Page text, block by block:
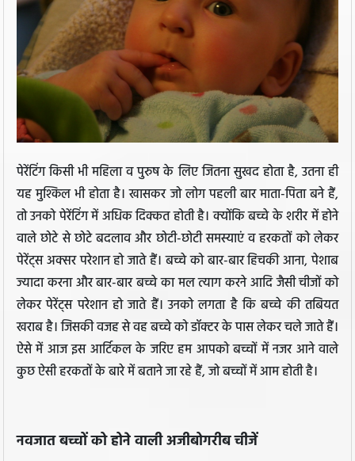
पेरेंटिंग किसी भी महिला व पुरुष के लिए जितना सुखद होता है, उतना ही
यह मुश्किल भी होता है। खासकर जो लोग पहली बार माता-पिता बने हैं,
तो उनको पेरेंटिंग में अधिक दिक्कत होती है। क्योंकि बच्चे के शरीर में होने
वाले छोटे से छोटे बदलाव और छोटी-छोटी समस्याएं व हरकतों को लेकर
पेरेंट्स अक्सर परेशान हो जाते हैं। बच्चे को बार-बार हिचकी आना, पेशाब
ज्यादा करना और बार-बार बच्चे का मल त्याग करने आदि जैसी चीजों को
लेकर पेरेंट्स परेशान हो जाते हैं। उनको लगता है कि बच्चे की तबियत
खराब है। जिसकी वजह से वह बच्चे को डॉक्टर के पास लेकर चले जाते हैं।
ऐसे में आज इस आर्टिकल के जरिए हम आपको बच्चों में नजर आने वाले
कुछ ऐसी हरकतों के बारे में बताने जा रहे हैं, जो बच्चों में आम होती है।
नवजात बच्चों को होने वाली अजीबोगरीब चीजें